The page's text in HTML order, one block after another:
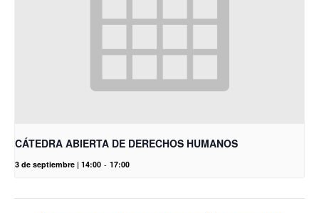
CÁTEDRA ABIERTA DE DERECHOS HUMANOS
3 de septiembre | 14:00 - 17:00